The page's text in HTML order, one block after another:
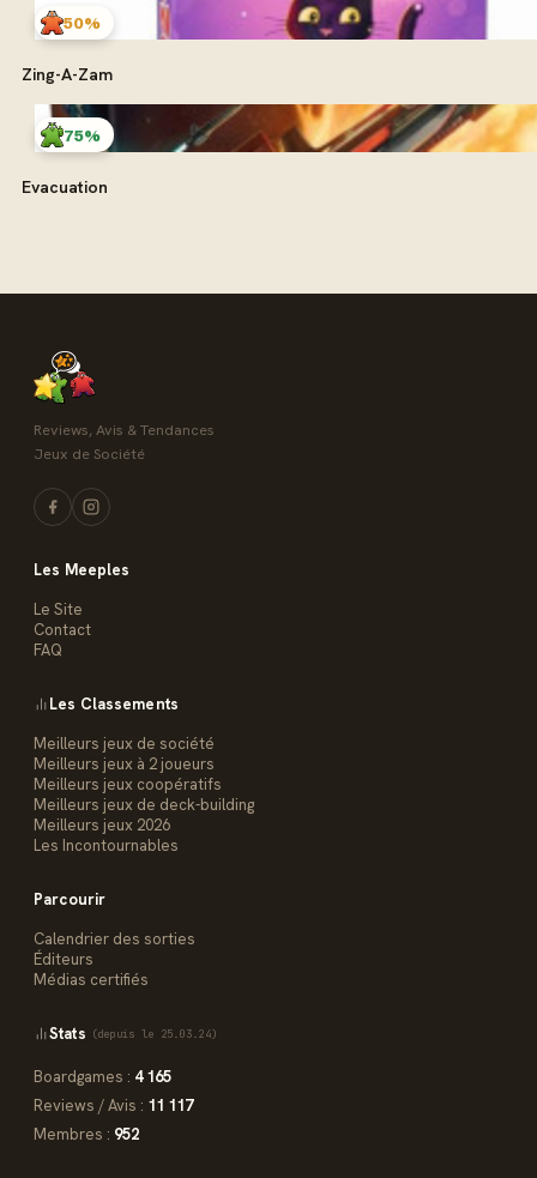
50%
Zing-A-Zam
75%
Evacuation
Reviews, Avis & Tendances
Jeux de Société
Les Meeples
Le Site
Contact
FAQ
Les Classements
Meilleurs jeux de société
Meilleurs jeux à 2 joueurs
Meilleurs jeux coopératifs
Meilleurs jeux de deck-building
Meilleurs jeux 2026
Les Incontournables
Parcourir
Calendrier des sorties
Éditeurs
Médias certifiés
Stats (depuis le 25.03.24)
Boardgames : 4 165
Reviews / Avis : 11 117
Membres : 952